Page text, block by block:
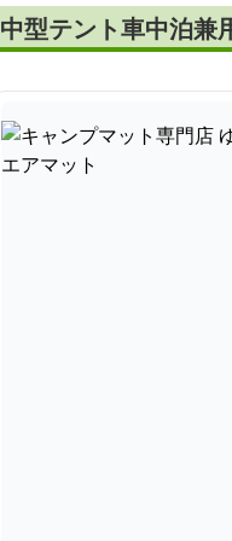
中型テント車中泊兼